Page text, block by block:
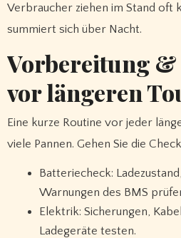
Verbraucher ziehen im Stand oft
summiert sich über Nacht.
Vorbereitung &
vor längeren
Eine kurze Routine vor jeder
viele Pannen. Gehen Sie die
Batteriecheck:
Warnungen des BMS
Elektrik: Sicherungen,
Ladegeräte testen.